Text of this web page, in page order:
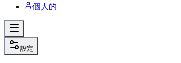
個人的
設定